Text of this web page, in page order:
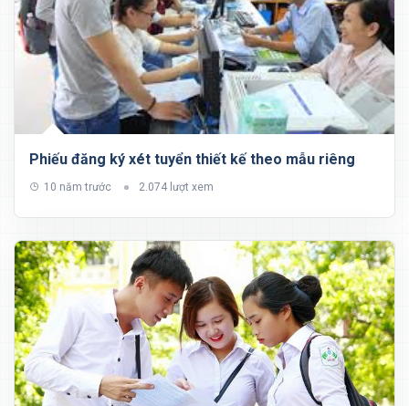
Phiếu đăng ký xét tuyển thiết kế theo mẫu riêng
10 năm trước 2.074 lượt xem